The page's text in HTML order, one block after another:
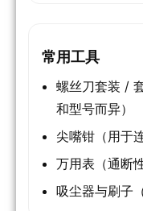
常用工具
螺丝刀套装 /
和型号而异）
尖嘴钳（用于
万用表（通断
吸尘器与刷子